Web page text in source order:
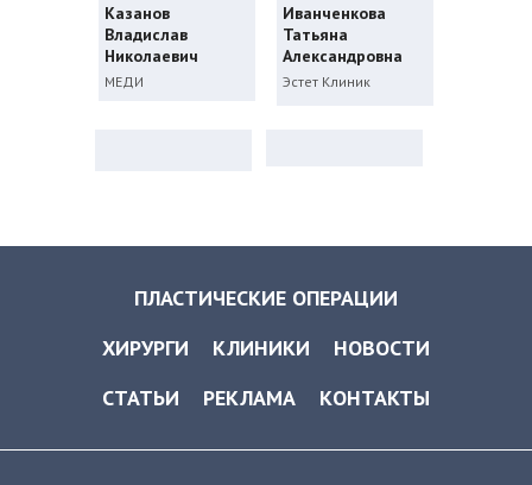
Казанов
Владислав
Николаевич
МЕДИ
Иванченкова
Татьяна
Александровна
Эстет Клиник
ПЛАСТИЧЕСКИЕ ОПЕРАЦИИ
ХИРУРГИ
КЛИНИКИ
НОВОСТИ
СТАТЬИ
РЕКЛАМА КОНТАКТЫ